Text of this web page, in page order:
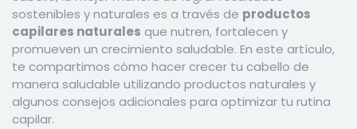
sostenibles y naturales es a través de productos
capilares naturales que nutren, fortalecen y
promueven un crecimiento saludable. En este artículo,
te compartimos cómo hacer crecer tu cabello de
manera saludable utilizando productos naturales y
algunos consejos adicionales para optimizar tu rutina
capilar.